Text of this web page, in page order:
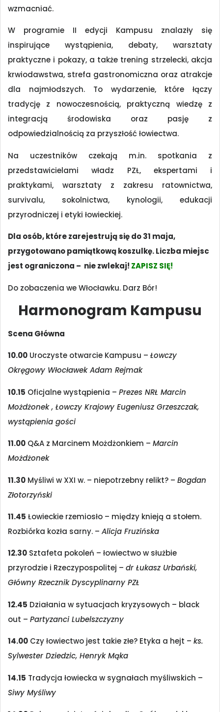
wzmacniać.
W programie II edycji Kampusu znalazły się
inspirujące wystąpienia, debaty, warsztaty
praktyczne i pokazy, a także trening strzelecki, akcja
krwiodawstwa, strefa gastronomiczna oraz atrakcje
dla najmłodszych. To wydarzenie, które łączy
tradycję z nowoczesnością, praktyczną wiedzę z
integracją środowiska oraz pasję z
odpowiedzialnością za przyszłość łowiectwa.
Na uczestników czekają m.in. spotkania z
przedstawicielami władz PZŁ, ekspertami i
praktykami, warsztaty z zakresu ratownictwa,
survivalu, sokolnictwa, kynologii, edukacji
przyrodniczej i etyki łowieckiej.
Dla osób, które zarejestrują się do 31 maja,
przygotowano pamiątkową koszulkę. Liczba miejsc
jest ograniczona – nie zwlekaj! ZAPISZ SIĘ!
Do zobaczenia we Włocławku. Darz Bór!
Harmonogram Kampusu
Scena Główna
10.00 Uroczyste otwarcie Kampusu – Łowczy
Okręgowy Włocławek Adam Rejmak
10.15 Oficjalne wystąpienia – Prezes NRŁ Marcin
Możdżonek , Łowczy Krajowy Eugeniusz Grzeszczak,
wystąpienia gości
11.00 Q&A z Marcinem Możdżonkiem – Marcin
Możdżonek
11.30 Myśliwi w XXI w. – niepotrzebny relikt? – Bogdan
Złotorzyński
11.45 Łowieckie rzemiosło – między knieją a stołem.
Rozbiórka kozła sarny. – Alicja Fruzińska
12.30 Sztafeta pokoleń – łowiectwo w służbie
przyrodzie i Rzeczypospolitej – dr Łukasz Urbański,
Główny Rzecznik Dyscyplinarny PZŁ
12.45 Działania w sytuacjach kryzysowych – black
out – Partyzanci Lubelszczyzny
14.00 Czy łowiectwo jest takie złe? Etyka a hejt – ks.
Sylwester Dziedzic, Henryk Mąka
14.15 Tradycja łowiecka w sygnałach myśliwskich –
Siwy Myśliwy